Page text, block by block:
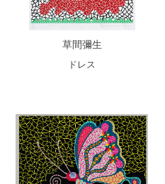
草間彌生
ドレス